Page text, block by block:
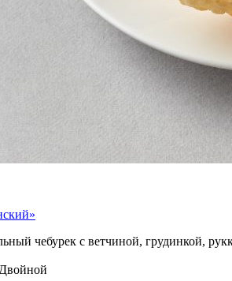
чебурек с ветчиной, грудинкой,
Двойной